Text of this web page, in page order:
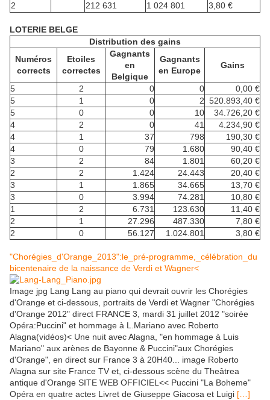
2
212 631 1 024 801 3,80 €
LOTERIE BELGE
Distribution des gains
Numéros
corrects
Etoiles
correctes
Gagnants
en
Belgique
Gagnants
en Europe
Gains
5 2 0 0
0,00 €
5
1 0 2 520.893,40 €
5
0 0 10
34.726,20 €
4
2 0 41
4.234,90 €
4
1 37 798
190,30 €
4
0 79 1.680
90,40 €
3
2 84 1.801
60,20 €
2
2 1.424 24.443
20,40 €
3
1 1.865 34.665
13,70 €
3
0 3.994 74.281
10,80 €
1
2 6.731 123.630
11,40 €
2
1 27.296 487.330
7,80 €
2
0 56.127 1.024.801 3,80 €
"Chorégies_d'Orange_2013":le_pré-programme,_célébration_du
bicentenaire de la naissance de Verdi et Wagner<
Image jpg Lang Lang au piano qui devrait ouvrir les Chorégies
d'Orange et ci-dessous, portraits de Verdi et Wagner "Chorégies
d'Orange 2012" direct FRANCE 3, mardi 31 juillet 2012 "soirée
Opéra:Puccini" et hommage à L.Mariano avec Roberto
Alagna(vidéos)< Une nuit avec Alagna, "en hommage à Luis
Mariano" aux arènes de Bayonne & Puccini"aux Chorégies
d'Orange", en direct sur France 3 à 20H40... image Roberto
Alagna sur site France TV et, ci-dessous scène du Theâtrea
antique d'Orange SITE WEB OFFICIEL<< Puccini "La Boheme"
Opéra en quatre actes Livret de Giuseppe Giacosa et Luigi […]